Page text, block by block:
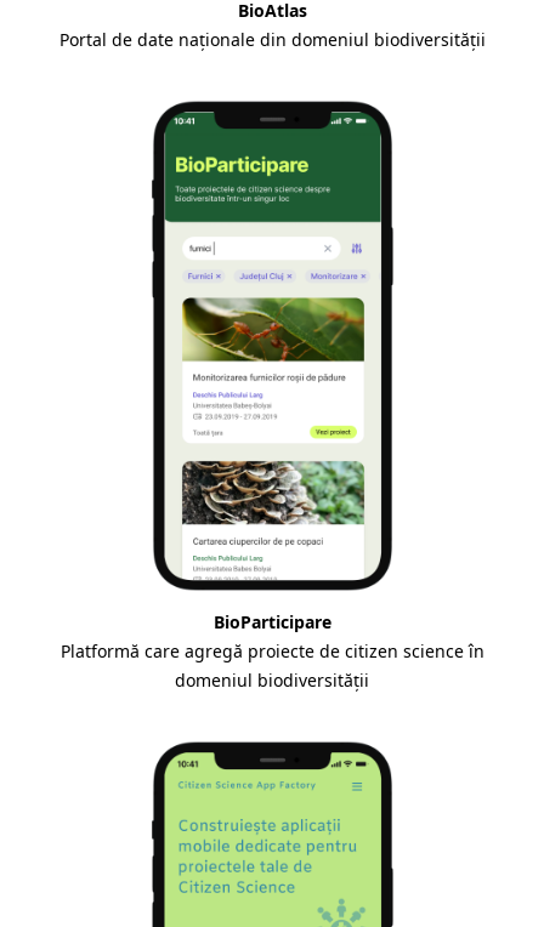
BioAtlas
Portal de date naționale din domeniul biodiversității
BioParticipare
Platformă care agregă proiecte de citizen science în
domeniul biodiversității